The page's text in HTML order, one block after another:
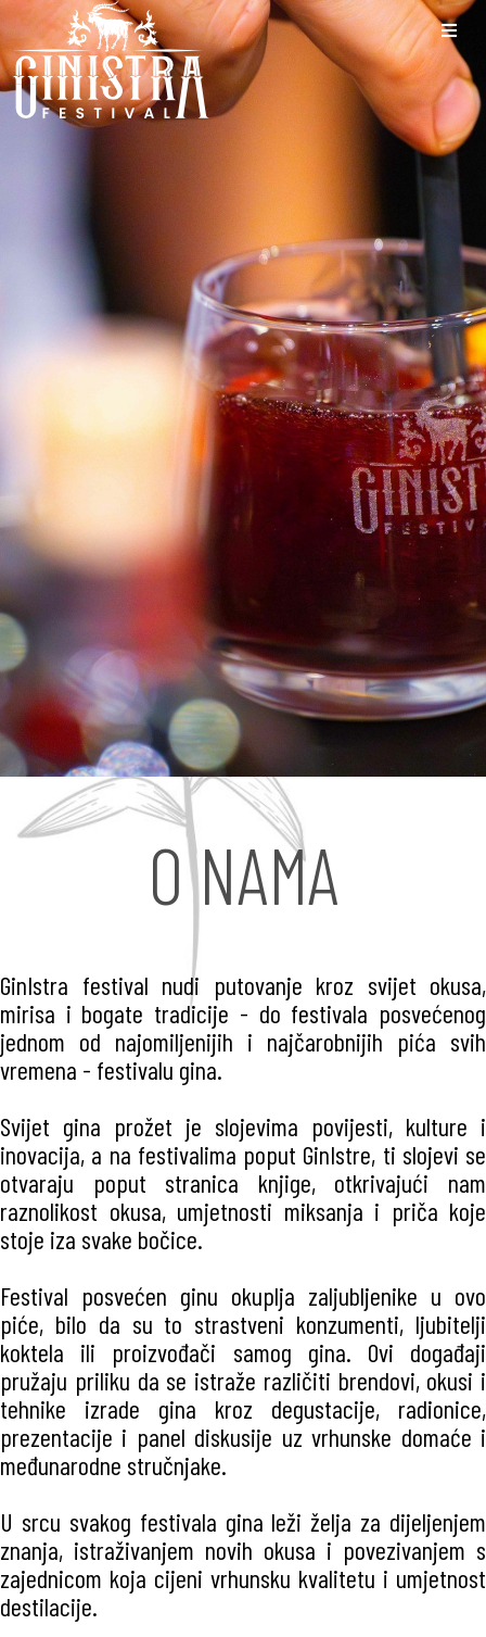
O NAMA
GinIstra festival nudi putovanje kroz svijet okusa,
mirisa i bogate tradicije - do festivala posvećenog
jednom od najomiljenijih i najčarobnijih pića svih
vremena - festivalu gina.
Svijet gina prožet je slojevima povijesti, kulture i
inovacija, a na festivalima poput GinIstre, ti slojevi se
otvaraju poput stranica knjige, otkrivajući nam
raznolikost okusa, umjetnosti miksanja i priča koje
stoje iza svake bočice.
Festival posvećen ginu okuplja zaljubljenike u ovo
piće, bilo da su to strastveni konzumenti, ljubitelji
koktela ili proizvođači samog gina. Ovi događaji
pružaju priliku da se istraže različiti brendovi, okusi i
tehnike izrade gina kroz degustacije, radionice,
prezentacije i panel diskusije uz vrhunske domaće i
međunarodne stručnjake.
U srcu svakog festivala gina leži želja za dijeljenjem
znanja, istraživanjem novih okusa i povezivanjem s
zajednicom koja cijeni vrhunsku kvalitetu i umjetnost
destilacije.